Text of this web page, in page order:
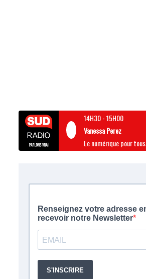
14H30-15H00
Vanessa Perez
Le numérique pour tous